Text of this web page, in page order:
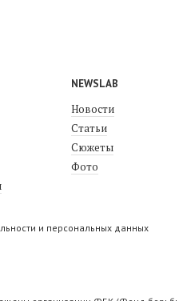
NEWSLAB
Новости
Статьи
Сюжеты
Фото
и персональных данных